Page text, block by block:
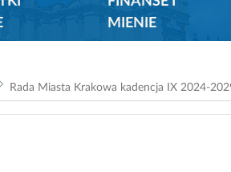
MIENIE
Rada Miasta Krakowa kadencja IX 2024-